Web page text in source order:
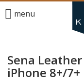
menu
Sena
iPhone 8+/